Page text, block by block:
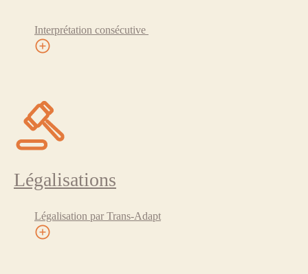
Interprétation consécutive
Légalisations
Légalisation par Trans-Adapt